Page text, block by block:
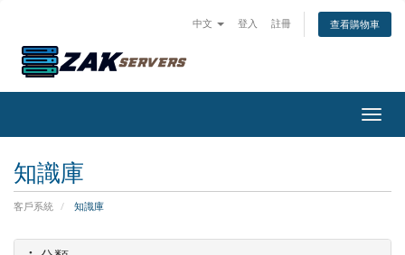
中文 登入 註冊 查看購物車
切換
知識庫
客戶系統 知識庫